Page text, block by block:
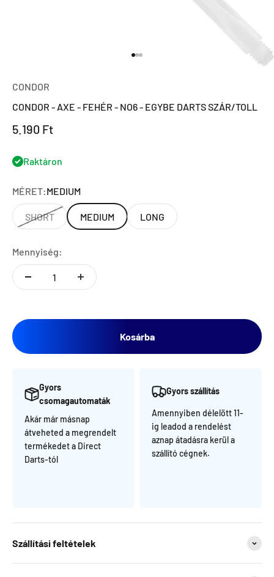
CONDOR
CONDOR - AXE - FEHÉR - NO6 - EGYBE DARTS SZÁR/TOLL
Eladási ár
5.190 Ft
Raktáron
MÉRET:MEDIUM
SHORT MEDIUM LONG
Mennyiség:
Kosárba
Gyors
csomagautomaták
Akár már másnap
átveheted a megrendelt
termékedet a Direct
Darts-tól
Gyors szállítás
Amennyiben délelött 11-
ig leadod a rendelést
aznap átadásra kerül a
szállító cégnek.
Szállítási feltételek